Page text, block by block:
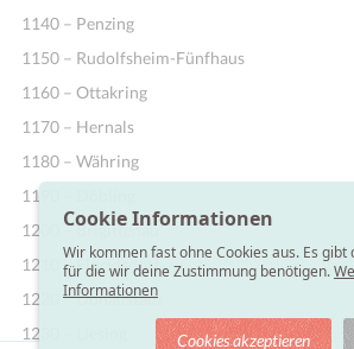
1140 – Penzing
1150 – Rudolfsheim-Fünfhaus
1160 – Ottakring
1170 – Hernals
1180 – Währing
1190 – Döbling
1200 – Brigittenau
1210 – Floridsdorf
1220 – Donaustadt
1230 – Liesing
Cookie Informationen
Wir kommen fast ohne Cookies aus. Es gibt
für die wir deine Zustimmung benötigen.
Informationen
Cookies akzeptieren